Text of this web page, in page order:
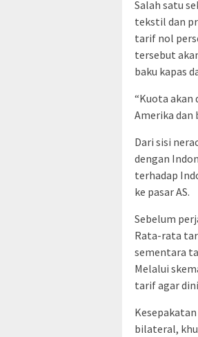
Salah satu
tekstil dan
tarif nol
tersebut
baku kapas
“Kuota akan
Amerika dan
Dari sisi
dengan
terhadap
ke pasar AS.
Sebelum
Rata-rata
sementara
Melalui
tarif agar
bilateral,